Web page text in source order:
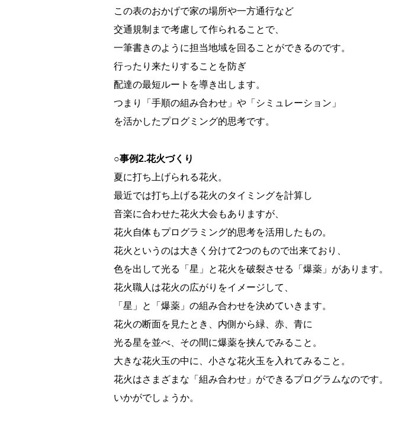
この表のおかげで家の場所や一方通行など
交通規制まで考慮して作られることで、
一筆書きのように担当地域を回ることができるのです。
行ったり来たりすることを防ぎ
配達の最短ルートを導き出します。
つまり「手順の組み合わせ」や「シミュレーション」
を活かしたプログミング的思考です。
○事例2.花火づくり
夏に打ち上げられる花火。
最近では打ち上げる花火のタイミングを計算し
音楽に合わせた花火大会もありますが、
花火自体もプログラミング的思考を活用したもの。
花火というのは大きく分けて2つのもので出来ており、
色を出して光る「星」と花火を破裂させる「爆薬」があります。
花火職人は花火の広がりをイメージして、
「星」と「爆薬」の組み合わせを決めていきます。
花火の断面を見たとき、内側から緑、赤、青に
光る星を並べ、その間に爆薬を挟んでみること。
大きな花火玉の中に、小さな花火玉を入れてみること。
花火はさまざまな「組み合わせ」ができるプログラムなのです。
いかがでしょうか。